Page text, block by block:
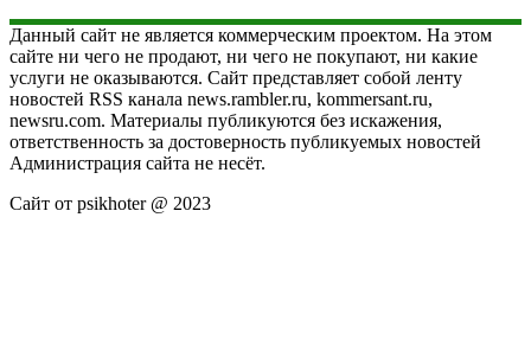
Данный сайт не является коммерческим проектом. На этом
сайте ни чего не продают, ни чего не покупают, ни какие
услуги не оказываются. Сайт представляет собой ленту
новостей RSS канала news.rambler.ru, kommersant.ru,
newsru.com. Материалы публикуются без искажения,
ответственность за достоверность публикуемых новостей
Администрация сайта не несёт.
Сайт от psikhoter @ 2023